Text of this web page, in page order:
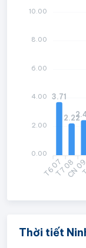
T6 07T7 08
CN
3.71
2.22
10.00
8.00
6.00
4.00
2.00
0.00
Thời tiết